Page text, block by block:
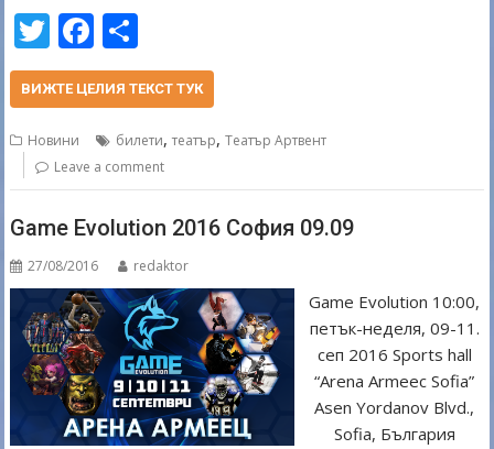
T
w
itt
er
F
ac
e
b
o
o
k
h
ar
e
ВИЖТЕ ЦЕЛИЯ ТЕКСТ ТУК
Новини билети,театър,Театър Артвент
Leave a comment
Game Evolution 2016 София 09.09
27/08/2016 redaktor
Game Evolution 10:00,
петък-неделя, 09-11.
сеп 2016 Sports hall
“Arena Armeec Sofia”
Asen Yordanov Blvd.,
Sofia, България